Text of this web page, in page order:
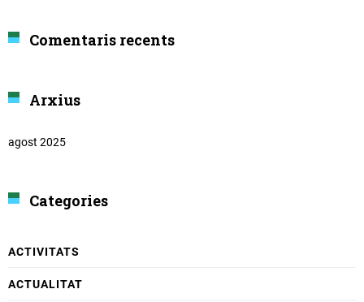
Comentaris recents
Arxius
agost 2025
Categories
ACTIVITATS
ACTUALITAT